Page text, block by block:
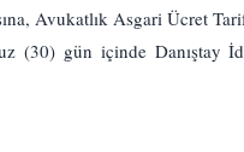
Avukatlık Asgari Ücret
(30) gün içinde Danıştay